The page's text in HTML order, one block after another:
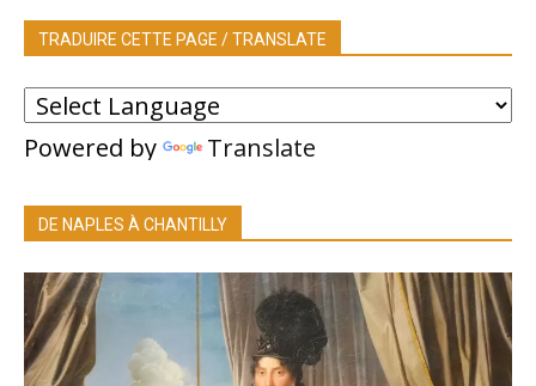
TRADUIRE CETTE PAGE / TRANSLATE
Powered by Translate
DE NAPLES À CHANTILLY